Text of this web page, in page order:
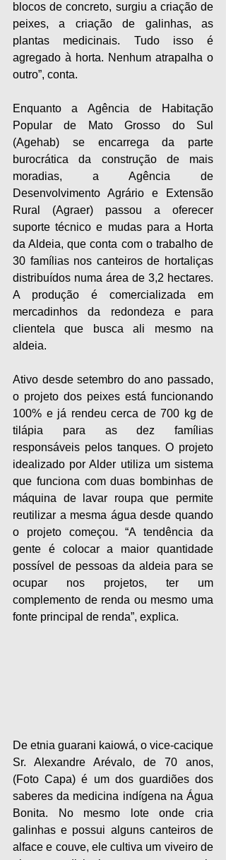
blocos de concreto, surgiu a criação de
peixes, a criação de galinhas, as
plantas medicinais. Tudo isso é
agregado à horta. Nenhum atrapalha o
outro”, conta.
Enquanto a Agência de Habitação
Popular de Mato Grosso do Sul
(Agehab) se encarrega da parte
burocrática da construção de mais
moradias, a Agência de
Desenvolvimento Agrário e Extensão
Rural (Agraer) passou a oferecer
suporte técnico e mudas para a Horta
da Aldeia, que conta com o trabalho de
30 famílias nos canteiros de hortaliças
distribuídos numa área de 3,2 hectares.
A produção é comercializada em
mercadinhos da redondeza e para
clientela que busca ali mesmo na
aldeia.
Ativo desde setembro do ano passado,
o projeto dos peixes está funcionando
100% e já rendeu cerca de 700 kg de
tilápia para as dez famílias
responsáveis pelos tanques. O projeto
idealizado por Alder utiliza um sistema
que funciona com duas bombinhas de
máquina de lavar roupa que permite
reutilizar a mesma água desde quando
o projeto começou. “A tendência da
gente é colocar a maior quantidade
possível de pessoas da aldeia para se
ocupar nos projetos, ter um
complemento de renda ou mesmo uma
fonte principal de renda”, explica.
De etnia guarani kaiowá, o vice-cacique
Sr. Alexandre Arévalo, de 70 anos,
(Foto Capa) é um dos guardiões dos
saberes da medicina indígena na Água
Bonita. No mesmo lote onde cria
galinhas e possui alguns canteiros de
alface e couve, ele cultiva um viveiro de